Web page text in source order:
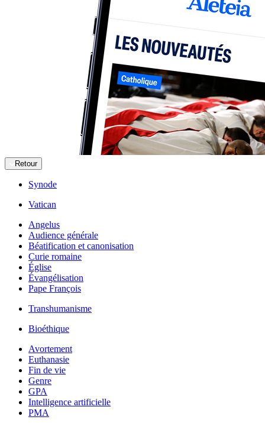
Retour
Synode
Vatican
Angelus
Audience générale
Béatification et canonisation
Curie romaine
Église
Évangélisation
Pape François
Transhumanisme
Bioéthique
Avortement
Euthanasie
Fin de vie
Genre
GPA
Intelligence artificielle
PMA